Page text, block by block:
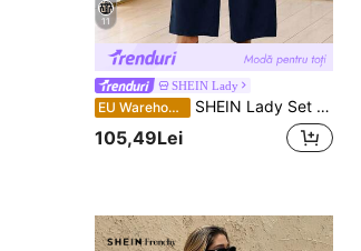
11
SHEIN Lady
EU Warehouse SHEIN Lady Set 2 buc. bluză și pantaloni elegantă cu broderie florală pentru femei, toamnă
105,49Lei